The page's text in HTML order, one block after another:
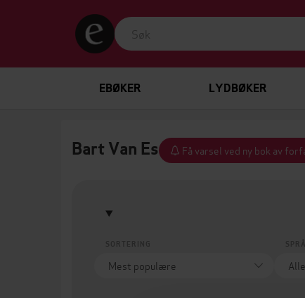
EBØKER LYDBØKER
Bart Van Es Få varsel ved ny bok av